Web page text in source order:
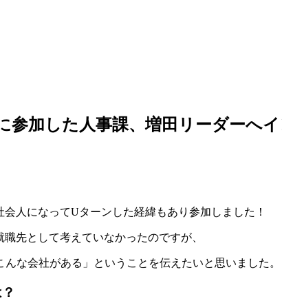
参加した人事課、増田リーダーへ
人になってUターンした経緯もあり参加しました！
先として考えていなかったのですが、
な会社がある」ということを伝えたいと思いました。